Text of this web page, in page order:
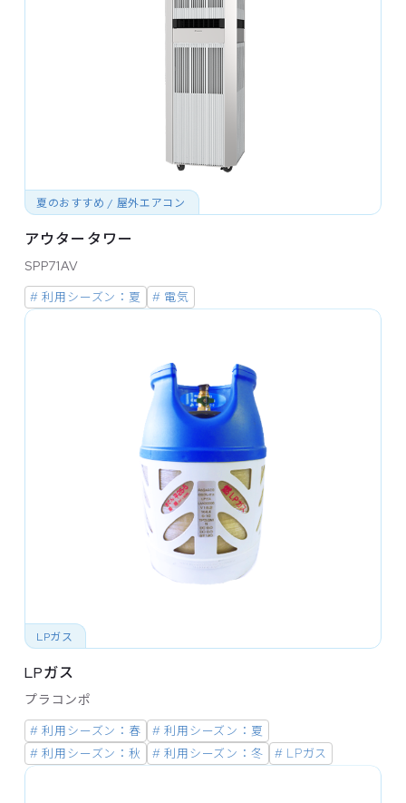
夏のおすすめ / 屋外エアコン
アウタータワー
SPP71AV
# 利用シーズン：夏 # 電気
LPガス
LPガス
プラコンポ
# 利用シーズン：春
# 利用シーズン：夏
# 利用シーズン：秋
# 利用シーズン：冬 # LPガス